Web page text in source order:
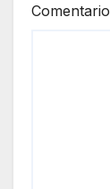
Comentario